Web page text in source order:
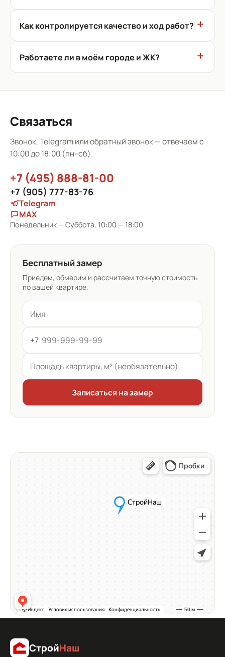
Как контролируется качество и ход работ?
Работаете ли в моём городе и ЖК?
Связаться
Звонок, Telegram или обратный звонок — отвечаем с
10:00 до 18:00 (пн–сб).
+7 (495) 888-81-00
+7 (905) 777-83-76
Telegram
MAX
Понедельник — Суббота, 10:00 — 18:00
Бесплатный замер
Приедем, обмерим и рассчитаем точную стоимость
по вашей квартире.
+7
Записаться на замер
СтройНаш